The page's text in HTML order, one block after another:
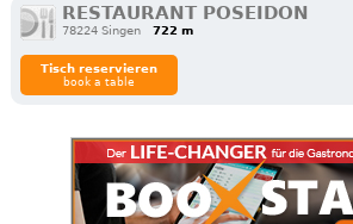
RESTAURANT POSEIDON
78224 Singen 722 m
Tisch reservieren
book a table